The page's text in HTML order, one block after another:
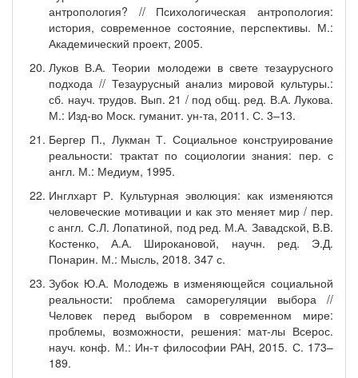
антропология? // Психологическая антропология:
история, современное состояние, перспективы. М.:
Академический проект, 2005.
Луков В.А. Теории молодежи в свете тезаурусного
подхода // Тезаурусный анализ мировой культуры.:
сб. науч. трудов. Вып. 21 / под общ. ред. В.А. Лукова.
М.: Изд-во Моск. гуманит. ун-та, 2011. С. 3–13.
Бергер П., Лукман Т. Социальное конструирование
реальности: трактат по социологии знания: пер. с
англ. М.: Медиум, 1995.
Инглхарт Р. Культурная эволюция: как изменяются
человеческие мотивации и как это меняет мир / пер.
с англ. С.Л. Лопатиной, под ред. М.А. Завадской, В.В.
Костенко, А.А. Широкановой, научн. ред. Э.Д.
Понарин. М.: Мысль, 2018. 347 с.
Зубок Ю.А. Молодежь в изменяющейся социальной
реальности: проблема саморегуляции выбора //
Человек перед выбором в современном мире:
проблемы, возможности, решения: мат-лы Всерос.
науч. конф. М.: Ин-т философии РАН, 2015. С. 173–
189.